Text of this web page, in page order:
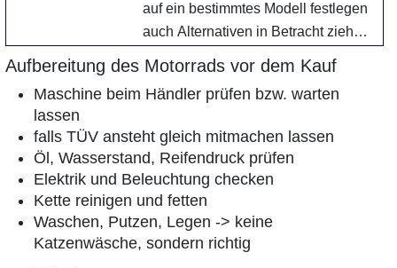
auf ein bestimmtes Modell festlegen
auch Alternativen in Betracht ziehen
Preislimit setzen (Preis für ein N ...
Aufbereitung des Motorrads vor dem Kauf
Maschine beim Händler prüfen bzw. warten
lassen
falls TÜV ansteht gleich mitmachen lassen
Öl, Wasserstand, Reifendruck prüfen
Elektrik und Beleuchtung checken
Kette reinigen und fetten
Waschen, Putzen, Legen -> keine
Katzenwäsche, sondern richtig